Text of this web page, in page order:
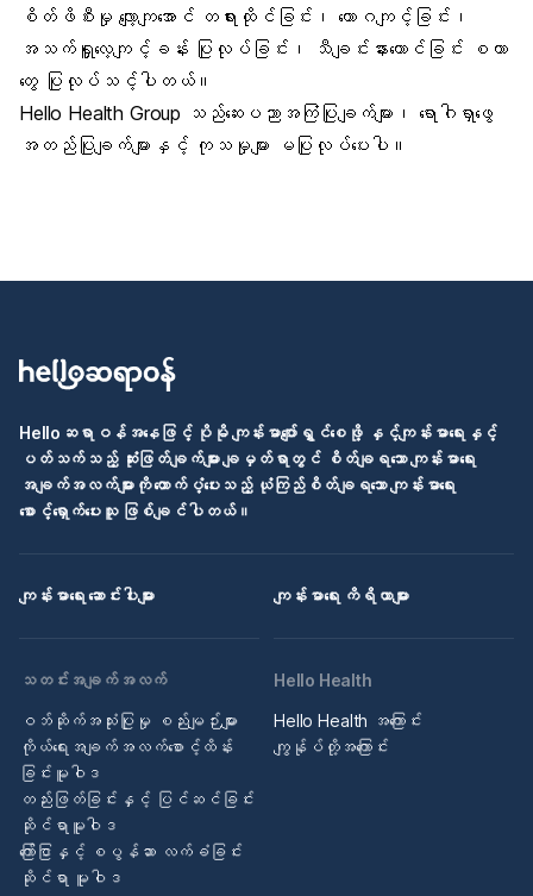
စိတ်ဖိစီးမှု လျော့ကျအောင် တရားထိုင်ခြင်း၊ ယောဂကျင့်ခြင်း၊
အသက်ရှူလေ့ကျင့်ခန်း ပြုလုပ်ခြင်း၊ သီချင်းနားထောင်ခြင်း စတာ
တွေ ပြုလုပ်သင့်ပါတယ်။
Hello Health Group သည်ဆေးပညာအကြံပြုချက်များ၊ ရောဂါရှာဖွေ
အတည်ပြုချက်များနှင့် ကုသမှုများ မပြုလုပ်ပေးပါ။
Helloဆရာဝန်အနေဖြင့် ပိုမို ကျန်းမာပျော်ရွှင်စေဖို့ နှင့်ကျန်းမာရေးနှင့်
ပတ်သက်သည့် ဆုံးဖြတ်ချက်များ ချမှတ်ရာတွင် စိတ်ချရသော ကျန်းမာရေး
အချက်အလက်များကို ထောက်ပံ့ပေးသည့် ယုံကြည်စိတ်ချရသော ကျန်းမာရေး
စောင့်ရှောက်ပေးသူ ဖြစ်ချင်ပါတယ်။
ကျန်းမာရေး ဆောင်းပါးများ ကျန်းမာရေး ကိရိယာများ
သတင်းအချက်အလက်
ဝဘ်ဆိုက်အသုံးပြုမှု စည်းမျဉ်းများ
ကိုယ်ရေးအချက်အလက်စောင့်ထိန်း
ခြင်းမူဝါဒ
တည်းဖြတ်ခြင်းနှင့် ပြင်ဆင်ခြင်း
ဆိုင်ရာမူဝါဒ
ကြော်ငြာနှင့် စပွန်ဆာ လက်ခံခြင်း
ဆိုင်ရာ မူဝါဒ
Hello Health
Hello Health အကြောင်း
ကျွန်ုပ်တို့အကြောင်း